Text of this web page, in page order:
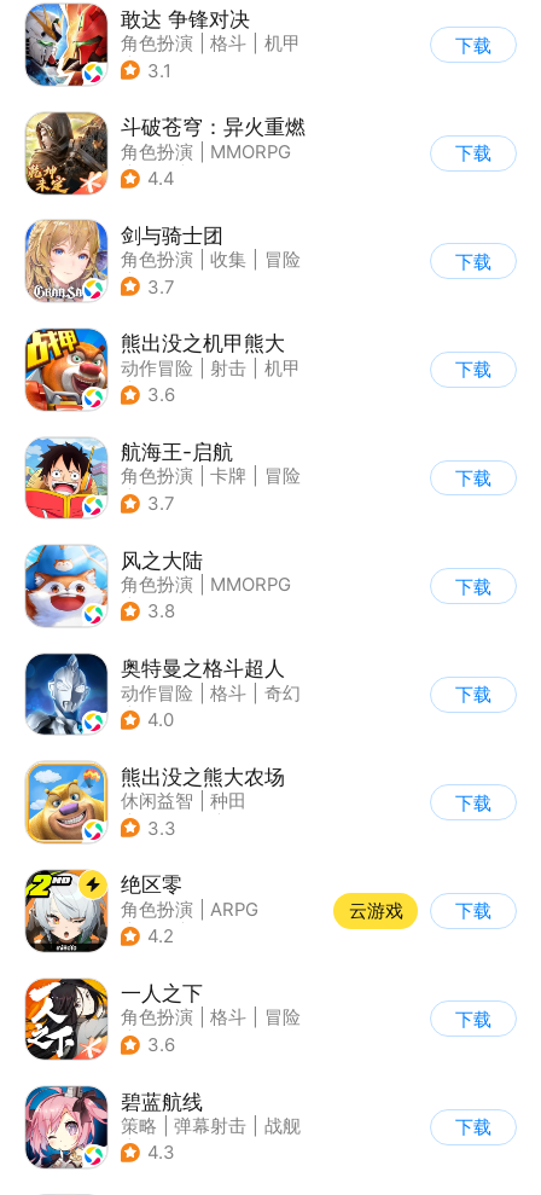
敢达 争锋对决
角色扮演 格斗
机甲
| 敢达
3.1
下载
斗破苍穹：异火重燃
角色扮演
MMORPG
| 奇幻
4.4
下载
剑与骑士团
角色扮演 收集
冒险
| 剧情
3.7
下载
熊出没之机甲熊大
动作冒险 射击
机甲
| 熊出没
3.6
下载
航海王-启航
角色扮演 卡牌
冒险
| 海贼王
3.7
下载
风之大陆
角色扮演
MMORPG
| 异世界
3.8
下载
奥特曼之格斗超人
动作冒险 格斗
奇幻
| 奥特曼
4.0
下载
熊出没之熊大农场
休闲益智
种田
| 田园生活
3.3
下载
绝区零
角色扮演
ARPG
| 冒险
4.2
云游戏 下载
一人之下
角色扮演 格斗
冒险
| 一人之下
3.6
下载
碧蓝航线
策略 弹幕射击
战舰
| 美少女
4.3
下载